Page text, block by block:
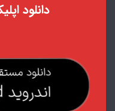
دانلود